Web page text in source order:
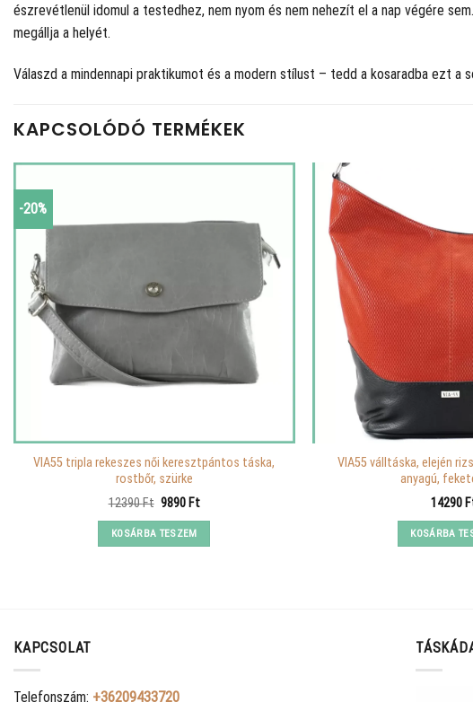
észrevétlenül idomul a testedhez, nem nyom és nem nehezít el a nap végére
megállja a helyét.
Válaszd a mindennapi praktikumot és a modern stílust – tedd a kosaradba ezt a
KAPCSOLÓDÓ TERMÉKEK
-20%
VIA55 tripla rekeszes női keresztpántos táska,
rostbőr, szürke
12390Ft Original
was:
12390 Ft.
9890 FtCurrent
KOSÁRBA TESZEM
VIA55 válltáska, elején
anyagú,
14290
KOSÁRBA
KAPCSOLAT
Telefonszám: +36209433720